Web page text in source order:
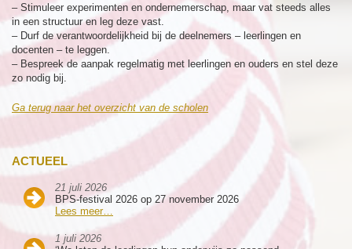
ACTUEEL
21 juli 2026
BPS-festival 2026 op 27 november 2026
Lees meer…
1 juli 2026
– Stimuleer experimenten en ondernemerschap, maar vat steeds alles
in een structuur en leg deze vast.
– Durf de verantwoordelijkheid bij de deelnemers – leerlingen en
docenten – te leggen.
– Bespreek de aanpak regelmatig met leerlingen en ouders en stel deze
zo nodig bij.
Ga terug naar het overzicht van de scholen